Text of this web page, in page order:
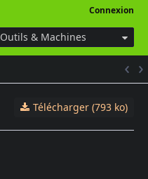
Connexion
Outils & Machines
Télécharger (793 ko)